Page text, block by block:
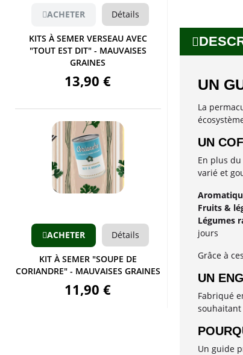
ACHETER Détails
KITS À SEMER VERSEAU AVEC
"TOUT EST DIT" - MAUVAISES
GRAINES
13,90 €
Aperçu
ACHETER Détails
KIT À SEMER "SOUPE DE
CORIANDRE" - MAUVAISES GRAINES
11,90 €
UN
La
UN
En plus
varié et
Fruits &
Légumes
jours
Grâce à
UN
Fabriqué
Un guide